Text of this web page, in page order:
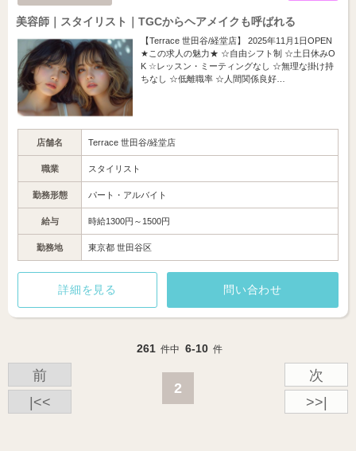
美容師｜スタイリスト｜TGCからヘアメイクも呼ばれる
【Terrace 世田谷/経堂店】 2025年11月1日OPEN
★この求人の魅力★ ☆自由シフト制 ☆土日休みO
K ☆レッスン・ミーティングなし ☆無理な掛け持
ちなし ☆低離職率 ☆人間関係良好…
店舗名 Terrace 世田谷/経堂店
職業 スタイリスト
勤務形態 パート・アルバイト
給与 時給1300円～1500円
勤務地 東京都 世田谷区
詳細を見る 問い合わせ
261 件中 6-10 件
|<<
前
2
次
>>|